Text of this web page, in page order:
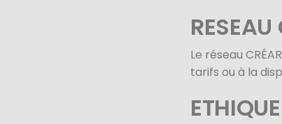
Le réseau
tarifs ou à la
ETHIQUE